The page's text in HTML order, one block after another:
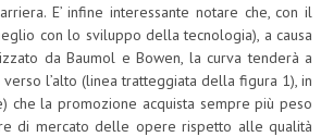
E’ infine interessante notare che, con il
con lo sviluppo della tecnologia), a causa
da Baumol e Bowen, la curva tenderà a
l’alto (linea tratteggiata della figura 1), in
che la promozione acquista sempre più peso
di mercato delle opere rispetto alle qualità